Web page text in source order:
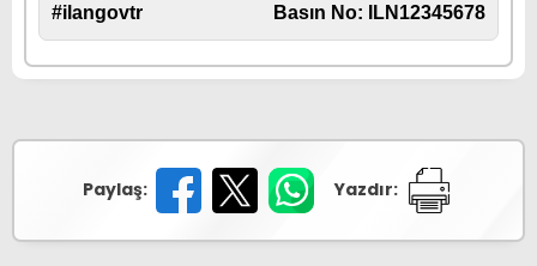
#ilangovtr Basın No: ILN12345678
Paylaş: Yazdır: